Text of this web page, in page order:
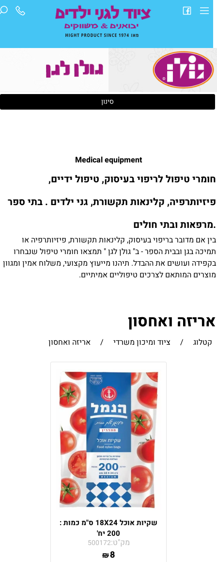
סינון
Medical equipment
טיפול לריפוי בעיסוק, טיפול ידיים,
קלינאות תקשורת, גני ילדים . בתי ספר
ובתי חולים
אם מדובר בריפוי בעיסוק, קלינאות תקשורת, פיזיותרפיה או
בגן ובבית הספר - ב" גולן לגן " תמצאו חומרי טיפול שנבחרו
ועושים את ההבדל. תיהנו מייעוץ מקצועי, משלוח אמין ומגוון
המותאם לצרכים טיפוליים אמיתיים.
ואחסון
קטלוג / ציוד ומיכון משרדי / אריזה ואחסון
שקיות אוכל 18X24 ס"מ כמות :
200 יח'
מק"ט:500172
₪8